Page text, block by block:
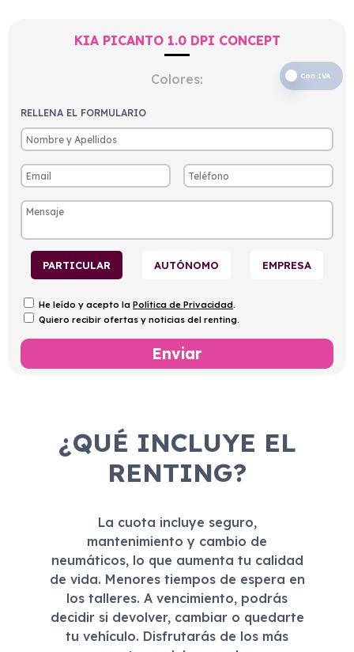
KIA PICANTO 1.0 DPI CONCEPT
Con IVA
Colores:
RELLENA EL FORMULARIO
PARTICULAR AUTÓNOMO EMPRESA
He leído y acepto la Política de Privacidad.
Quiero recibir ofertas y noticias del renting.
¿QUÉ INCLUYE EL
RENTING?
La cuota incluye seguro,
mantenimiento y cambio de
neumáticos, lo que aumenta tu calidad
de vida. Menores tiempos de espera en
los talleres. A vencimiento, podrás
decidir si devolver, cambiar o quedarte
tu vehículo. Disfrutarás de los más